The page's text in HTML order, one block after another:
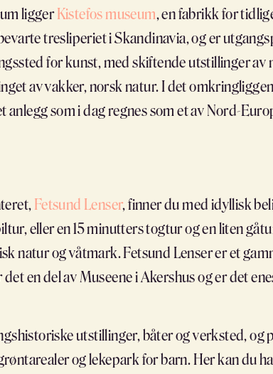
liggerKistefos museum, en fabrikk for
tresliperiet i Skandinavia, og er
for kunst, med skiftende utstillinger av
av vakker, norsk natur. I det
som i dag regnes som et av Nord-
Fetsund Lenser, finner du med idyllisk
eller en 15 minutters togtur og en liten
natur og våtmark. Fetsund Lenser er et
en del av Museene i Akershus og er det
utstillinger, båter og verksted, og
og lekepark for barn. Her kan du